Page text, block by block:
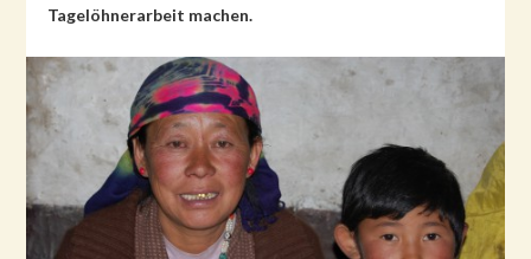
Tagelöhnerarbeit machen.